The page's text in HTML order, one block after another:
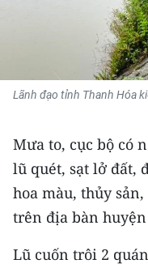
KIỂM CHỨNG
TRI THỨC CHUYÊN
54 DÂN TỘC VIỆT
CHƯƠNG TRÌNH
MỘT SẢN PHẨM
RADIO
Lãnh đạo tỉnh Thanh Hóa
Mưa to, cục bộ có
lũ quét, sạt lở đất,
hoa màu, thủy
trên địa bàn huyện
Lũ cuốn trôi 2